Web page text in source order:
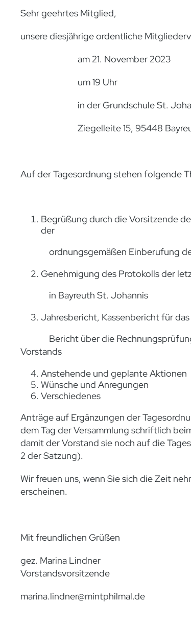
Sehr geehrtes Mitglied,
unsere diesjährige ordentliche
am 21. November 2023
um 19 Uhr
in der Grundschule St.
Ziegelleite 15, 95448
Auf der Tagesordnung stehen folgende
Begrüßung durch die Vorsitzende
der
ordnungsgemäßen Einberufung der
Genehmigung des Protokolls der
in Bayreuth St. Johannis
Jahresbericht, Kassenbericht für
Bericht über die Rechnungsprüfung
Vorstands
Anstehende und geplante Aktionen
Wünsche und Anregungen
Verschiedenes
Anträge auf Ergänzungen der
dem Tag der Versammlung schriftlich
damit der Vorstand sie noch auf die
2 der Satzung).
Wir freuen uns, wenn Sie sich die Zeit
erscheinen.
Mit freundlichen Grüßen
gez. Marina Lindner
Vorstandsvorsitzende
marina.lindner@mintphilmal.de